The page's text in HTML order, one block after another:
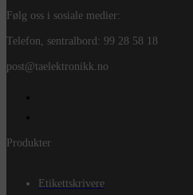
Følg oss i sosiale medier:
Telefon, sentralbord: 99 28 58 18
post@taelektronikk.no
Produkter
Etikettskrivere